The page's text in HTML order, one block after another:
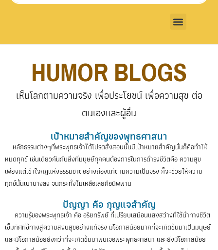
HUMOR BLOGS
เห็นโลกตามความจริง เพื่อประโยชน์ เพื่อความสุข ต่อ
ตนเองและผู้อื่น
เป้าหมายสำคัญของพุทธศาสนา
หลักธรรมต่างๆที่พระพุทธเจ้าได้โปรดสั่งสอนนั้นมีเป้าหมายสำคัญนั่นก็คือทำให้
หมดทุกข์ เช่นเดียวกันกับสิ่งที่มนุษย์ทุกคนต้องการในการดำรงชีวิตคือ ความสุข
เพียงแต่เข้าใจกฎแห่งธรรมชาติอย่างถ่องแท้ตามความเป็นจริง ก็จะช่วยให้ความ
ทุกข์นั้นเบาบางลง จนกระทั่งไม่เหลือเลยคือนิพพาน
ปัญญา คือ กุญแจสำคัญ
ความรู้ของพระพุทธเจ้า คือ อริยทรัพย์ ที่เปรียบเสมือนแสงสว่างที่ใช้นำทางชีวิต
เข็มทิศที่ชี้ทางสู่ความสงบสุขอย่างแท้จริง มีโอกาสน้อยมากที่จะเกิดขึ้นมาเป็นมนุษย์
และมีโอกาสน้อยยิ่งกว่าที่จะเกิดขึ้นมาพบเจอพระพุทธศาสนา และยิ่งมีโอกาสน้อย